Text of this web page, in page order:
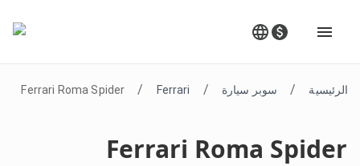
الرئيسية / سوبر سيارة /
Ferrari
/
Ferrari Roma Spider
Ferrari Roma Spider